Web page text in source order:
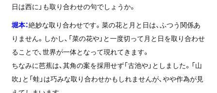
日は西に」も取り合わせの句でしょうか。
堀本：絶妙な取り合わせです。菜の花と月と日は、ふつう関係あ
りません。しかし、「菜の花や」と一度切って月と日を取り合わせ
ることで、世界が一体となって現れてきます。
ちなみに芭蕉は、其角の案を採用せず「古池や」としました。「山
吹」と「蛙」は巧みな取り合わせかもしれませんが、やや作為が見